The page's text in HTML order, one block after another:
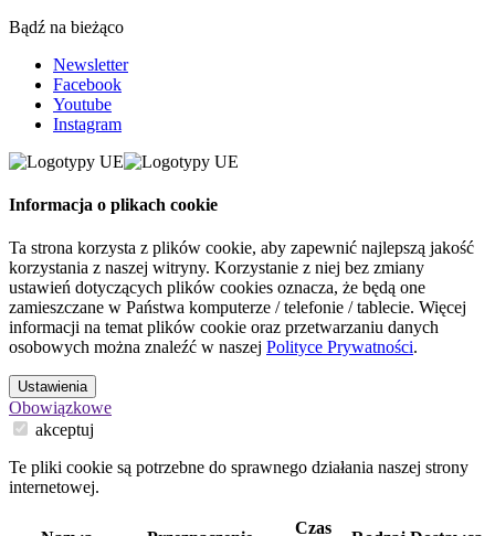
Bądź na bieżąco
Newsletter
Facebook
Youtube
Instagram
Informacja o plikach cookie
Ta strona korzysta z plików cookie, aby zapewnić najlepszą jakość
korzystania z naszej witryny. Korzystanie z niej bez zmiany
ustawień dotyczących plików cookies oznacza, że będą one
zamieszczane w Państwa komputerze / telefonie / tablecie. Więcej
informacji na temat plików cookie oraz przetwarzaniu danych
osobowych można znaleźć w naszej Polityce Prywatności.
Ustawienia
Obowiązkowe
akceptuj
Te pliki cookie są potrzebne do sprawnego działania naszej strony
internetowej.
Czas